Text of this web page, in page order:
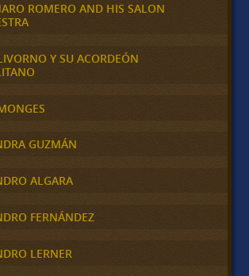
ROMERO AND HIS SALON
Y SU ACORDEÓN
GUZMÁN
ALGARA
FERNÁNDEZ
LERNER